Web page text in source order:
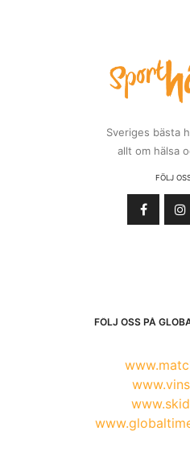
Sveriges bästa
allt om hälsa
FÖLJ
FÖLJ OSS PÅ